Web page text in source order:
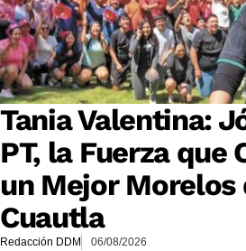
Tania Valentina:
PT, la Fuerza que
un Mejor Morelos
Cuautla
Redacción DDM 06/08/2026